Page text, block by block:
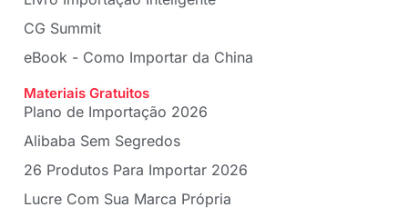
CG Summit
eBook - Como Importar da China
Materiais Gratuitos
Plano de Importação 2026
Alibaba Sem Segredos
26 Produtos Para Importar 2026
Lucre Com Sua Marca Própria